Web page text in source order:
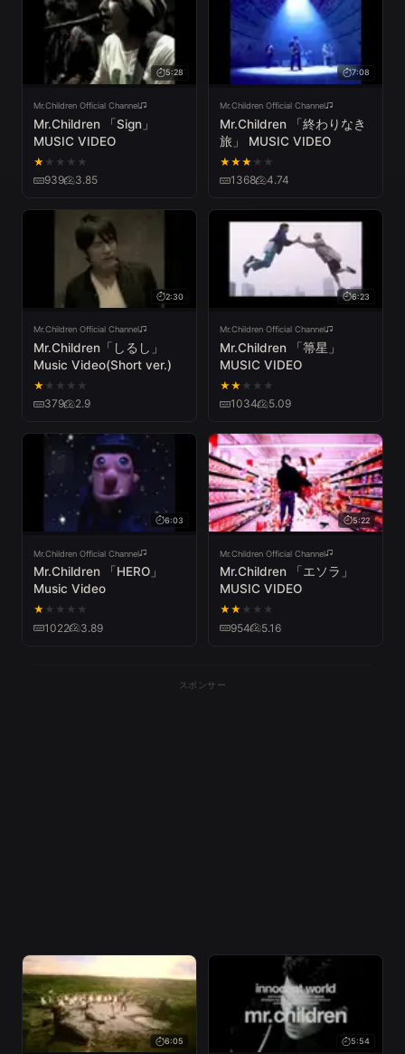
5:28
Mr.Children Official Channel
Mr.Children 「Sign」
MUSIC VIDEO
★ ★ ★ ★ ★
939 3.85
7:08
Mr.Children Official Channel
Mr.Children 「終わりなき
旅」 MUSIC VIDEO
★★★ ★ ★
1368 4.74
2:30
Mr.Children Official Channel
Mr.Children「しるし」
Music Video(Short ver.)
★ ★ ★ ★ ★
379 2.9
6:23
Mr.Children Official Channel
Mr.Children 「箒星」
MUSIC VIDEO
★★ ★ ★ ★
1034 5.09
6:03
Mr.Children Official Channel
Mr.Children 「HERO」
Music Video
★ ★ ★ ★ ★
1022 3.89
5:22
Mr.Children Official Channel
Mr.Children 「エソラ」
MUSIC VIDEO
★★ ★ ★ ★
954 5.16
スポンサー
6:05 5:54